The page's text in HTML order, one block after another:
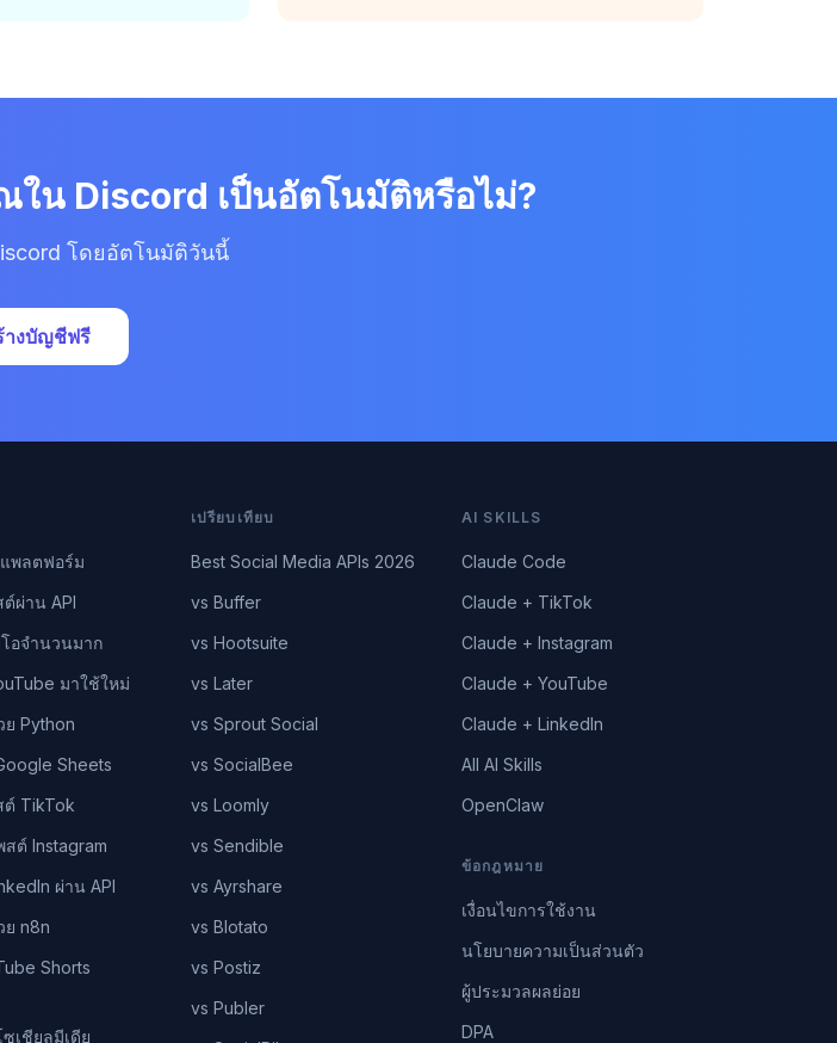
น Discord เป็นอัตโนมัติหรือไม่?
โดยอัตโนมัติวันนี้
างบัญชีฟรี
พลตฟอร์ม
ต์ผ่าน API
อจำนวนมาก
มาใช้ใหม่
ย Python
Sheets
ต์ TikTok
สต์ Instagram
ผ่าน API
ย n8n
Shorts
เชียลมีเดีย
เปรียบเทียบ
Best Social Media APIs 2026
vs Buffer
vs Hootsuite
vs Later
vs Sprout Social
vs SocialBee
vs Loomly
vs Sendible
vs Ayrshare
vs Blotato
vs Postiz
vs Publer
AI SKILLS
Claude Code
Claude + TikTok
Claude + Instagram
Claude + YouTube
Claude + LinkedIn
All AI Skills
OpenClaw
ข้อกฎหมาย
เงื่อนไขการใช้งาน
นโยบายความเป็นส่วนตัว
ผู้ประมวลผลย่อย
DPA